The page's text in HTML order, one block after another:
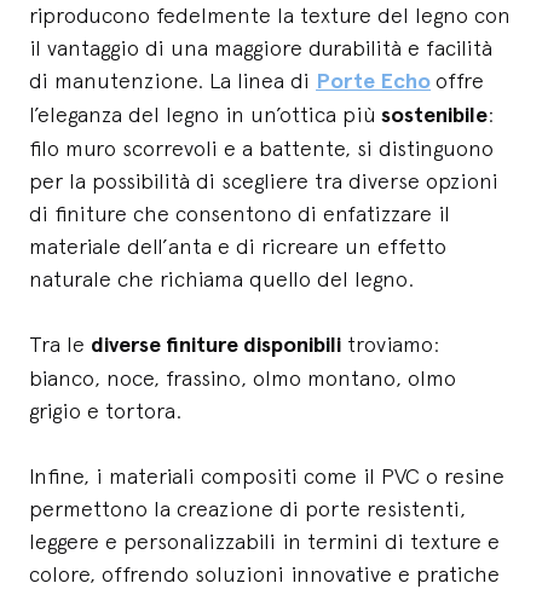
riproducono fedelmente la texture del legno con
il vantaggio di una maggiore durabilità e facilità
di manutenzione. La linea di Porte Echooffre
l’eleganza del legno in un’ottica più sostenibile:
filo muro scorrevoli e a battente, si distinguono
per la possibilità di scegliere tra diverse opzioni
di finiture che consentono di enfatizzare il
materiale dell’anta e di ricreare un effetto
naturale che richiama quello del legno.
Tra le diverse finiture disponibili troviamo:
bianco, noce, frassino, olmo montano, olmo
grigio e tortora.
Infine, i materiali compositi come il PVC o resine
permettono la creazione di porte resistenti,
leggere e personalizzabili in termini di texture e
colore, offrendo soluzioni innovative e pratiche